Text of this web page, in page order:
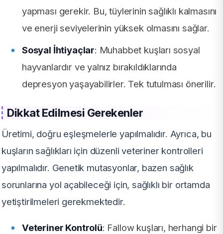
yapması gerekir. Bu, tüylerinin sağlıklı kalmasını
ve enerji seviyelerinin yüksek olmasını sağlar.
Sosyal İhtiyaçlar: Muhabbet kuşları sosyal
hayvanlardır ve yalnız bırakıldıklarında
depresyon yaşayabilirler. Tek tutulması önerilir.
Dikkat Edilmesi Gerekenler
Üretimi, doğru eşleşmelerle yapılmalıdır. Ayrıca, bu
kuşların sağlıkları için düzenli veteriner kontrolleri
yapılmalıdır. Genetik mutasyonlar, bazen sağlık
sorunlarına yol açabileceği için, sağlıklı bir ortamda
yetiştirilmeleri gerekmektedir.
Veteriner Kontrolü: Fallow kuşları, herhangi bir